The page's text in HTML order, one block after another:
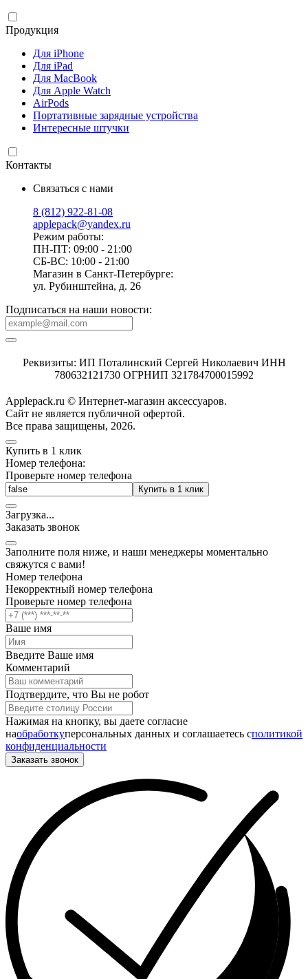
Продукция
Для iPhone
Для iPad
Для MacBook
Для Apple Watch
AirPods
Портативные зарядные устройства
Интересные штучки
Контакты
Связаться с нами
8 (812) 922-81-08
applepack@yandex.ru
Режим работы:
ПН-ПТ: 09:00 - 21:00
СБ-ВС: 10:00 - 21:00
Магазин в Санкт-Петербурге:
ул. Рубинштейна, д. 26
Подписаться на наши новости:
Реквизиты: ИП Поталинский Сергей Николаевич ИНН
780632121730 ОГРНИП 321784700015992
Applepack.ru © Интернет-магазин аксессуаров.
Cайт не является публичной офертой.
Все права защищены, 2026.
Купить в 1 клик
Номер телефона:
Проверьте номер телефона
Купить в 1 клик
Загрузка...
Заказать звонок
Заполните поля ниже, и наши менеджеры моментально
свяжутся с вами!
Номер телефона
Некорректный номер телефона
Проверьте номер телефона
Ваше имя
Введите Ваше имя
Комментарий
Подтвердите, что Вы не робот
Нажимая на кнопку, вы даете согласие
наобработкуперсональных данных и соглашаетесь cполитикой
конфиденциальности
Заказать звонок